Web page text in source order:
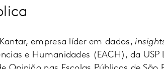
empresa líder em dados,
e Humanidades (EACH), da